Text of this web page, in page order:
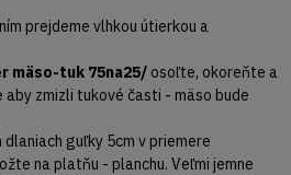
prejdeme vlhkou útierkou a
mäso-tuk 75na25/ osoľte, okoreňte a
zmizli tukové časti - mäso bude
guľky 5cm v priemere
na platňu - planchu. Veľmi jemne